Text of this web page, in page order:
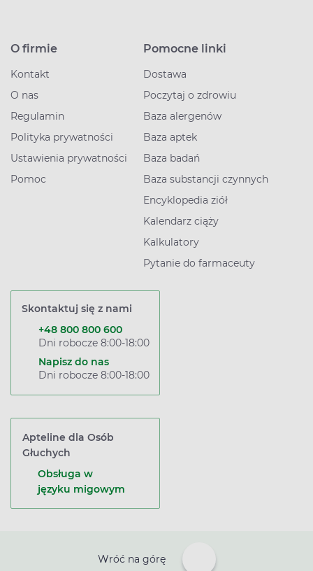
O firmie
Kontakt
O nas
Regulamin
Polityka prywatności
Ustawienia prywatności
Pomoc
Pomocne linki
Dostawa
Poczytaj o zdrowiu
Baza alergenów
Baza aptek
Baza badań
Baza substancji czynnych
Encyklopedia ziół
Kalendarz ciąży
Kalkulatory
Pytanie do farmaceuty
Skontaktuj się z nami
+48 800 800 600
Dni robocze 8:00-18:00
Napisz do nas
Dni robocze 8:00-18:00
Apteline dla Osób
Głuchych
Obsługa w
języku migowym
Wróć na górę